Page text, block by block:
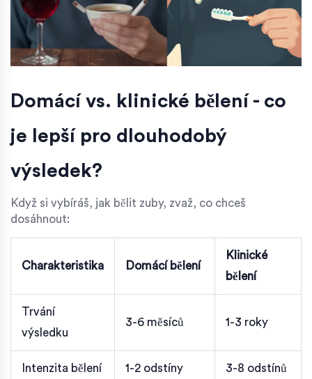
Domácí vs. klinické bělení - co
je lepší pro dlouhodobý
výsledek?
Když si vybíráš, jak bělit zuby, zvaž, co chceš
dosáhnout:
Charakteristika Domácí bělení
Klinické
bělení
Trvání
výsledku
3-6 měsíců 1-3 roky
Intenzita bělení 1-2 odstíny 3-8 odstínů